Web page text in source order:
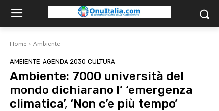
Home Ambiente
AMBIENTE AGENDA 2030 CULTURA
Ambiente: 7000 università del
mondo dichiarano l’ ‘emergenza
climatica’, ‘Non c’e più tempo’